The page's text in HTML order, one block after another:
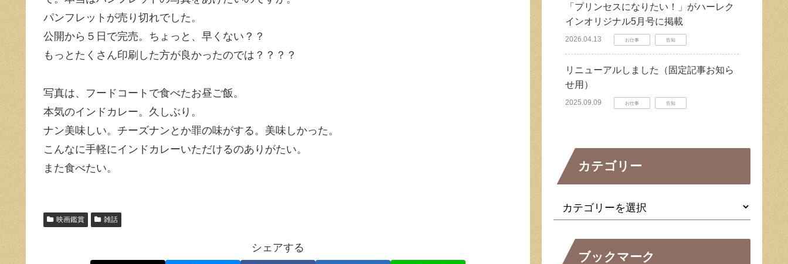
パンフレットが売り切れでした。
公開から５日で完売。ちょっと、早くない？？
もっとたくさん印刷した方が良かったのでは？？？？
写真は、フードコートで食べたお昼ご飯。
本気のインドカレー。久しぶり。
ナン美味しい。チーズナンとか罪の味がする。美味しかった。
こんなに手軽にインドカレーいただけるのありがたい。
また食べたい。
映画鑑賞 雑話
シェアする
「プリンセスになりたい！」がハーレク
インオリジナル5月号に掲載
2026.04.13 お仕事 告知
リニューアルしました（固定記事お知ら
せ用）
2025.09.09 お仕事 告知
カテゴリー
ブックマーク